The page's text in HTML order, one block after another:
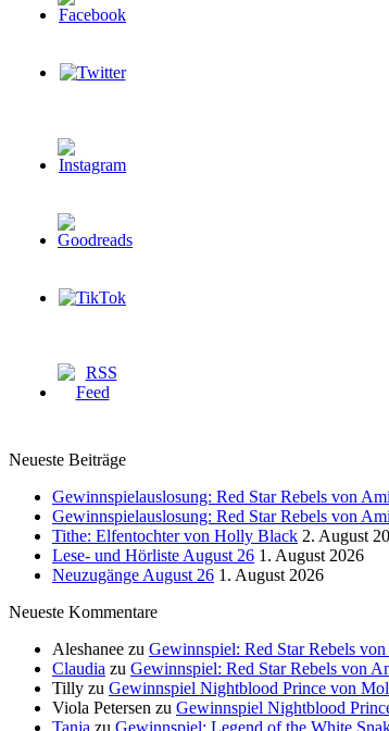
Neueste Beiträge
Gewinnspielauslosung: Red Star Rebels von
Gewinnspielauslosung: Red Star Rebels von
Tithe: Elfentochter von Holly Black 2. August
Lese- und Hörliste August 26 1. August 2026
Neuzugänge August 26 1. August 2026
Neueste Kommentare
Aleshanee zu Gewinnspiel: Red Star Rebels
Claudia zu Gewinnspiel: Red Star Rebels von
Tilly zu Gewinnspiel Nightblood Prince von
Viola Petersen zu Gewinnspiel Nightblood
Tanja zu Gewinnspiel: Legend of the White